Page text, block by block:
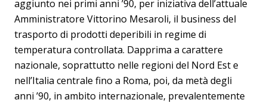
aggiunto nei primi anni ’90, per iniziativa dell’attuale
Amministratore Vittorino Mesaroli, il business del
trasporto di prodotti deperibili in regime di
temperatura controllata. Dapprima a carattere
nazionale, soprattutto nelle regioni del Nord Est e
nell’Italia centrale fino a Roma, poi, da metà degli
anni ’90, in ambito internazionale, prevalentemente